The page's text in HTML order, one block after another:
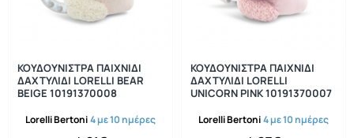
Lorelli Bertoni4 με 10 ημέρες
ΚΟΥΔΟΥΝΙΣΤΡΑ ΠΑΙΧΝΙΔΙ
ΔΑΧΤΥΛΙΔΙ LORELLI BEAR
BEIGE 10191370008
Lorelli Bertoni4 με 10 ημέρες
ΚΟΥΔΟΥΝΙΣΤΡΑ ΠΑΙΧΝΙΔΙ
ΔΑΧΤΥΛΙΔΙ LORELLI
UNICORN PINK 10191370007